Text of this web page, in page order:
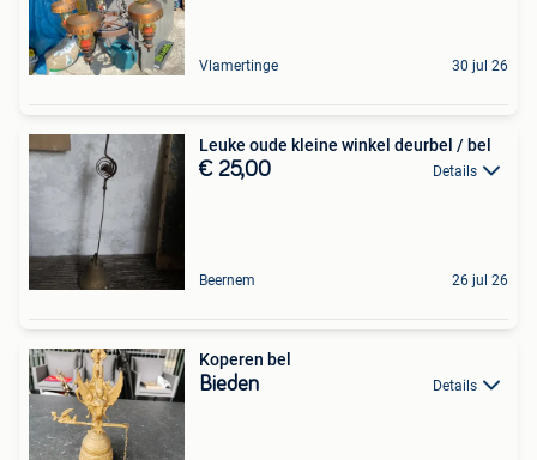
Vlamertinge 30 jul 26
Leuke oude kleine winkel deurbel / bel
€ 25,00 Details
Beernem 26 jul 26
Koperen bel
Bieden Details